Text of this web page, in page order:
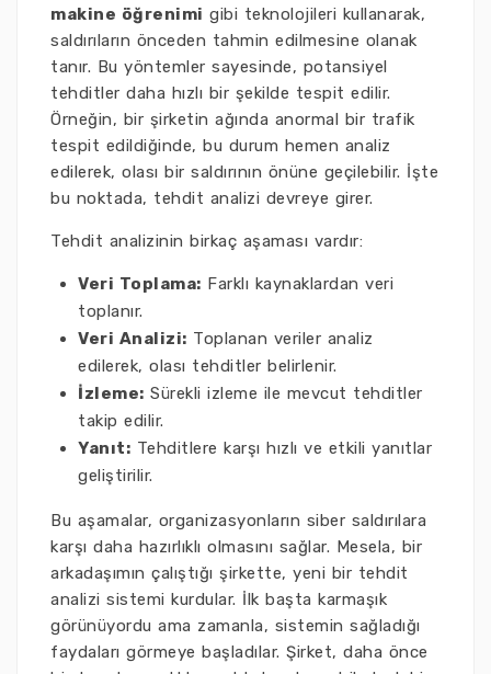
makine öğrenimi gibi teknolojileri kullanarak,
saldırıların önceden tahmin edilmesine olanak
tanır. Bu yöntemler sayesinde, potansiyel
tehditler daha hızlı bir şekilde tespit edilir.
Örneğin, bir şirketin ağında anormal bir trafik
tespit edildiğinde, bu durum hemen analiz
edilerek, olası bir saldırının önüne geçilebilir. İşte
bu noktada, tehdit analizi devreye girer.
Tehdit analizinin birkaç aşaması vardır:
Veri Toplama: Farklı kaynaklardan veri
toplanır.
Veri Analizi: Toplanan veriler analiz
edilerek, olası tehditler belirlenir.
İzleme: Sürekli izleme ile mevcut tehditler
takip edilir.
Yanıt: Tehditlere karşı hızlı ve etkili yanıtlar
geliştirilir.
Bu aşamalar, organizasyonların siber saldırılara
karşı daha hazırlıklı olmasını sağlar. Mesela, bir
arkadaşımın çalıştığı şirkette, yeni bir tehdit
analizi sistemi kurdular. İlk başta karmaşık
görünüyordu ama zamanla, sistemin sağladığı
faydaları görmeye başladılar. Şirket, daha önce